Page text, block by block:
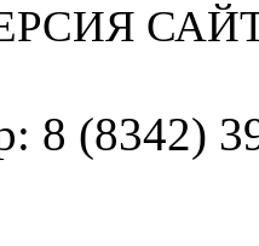
8 (8342)